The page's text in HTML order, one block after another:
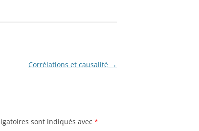
Corrélations et causalité →
sont indiqués avec *